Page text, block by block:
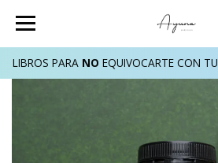
LIBROS PARA NO EQUIVOCARTE CON TU